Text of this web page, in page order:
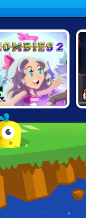
ZOMBIES: QUEST
FOR THE
MOONSTONE